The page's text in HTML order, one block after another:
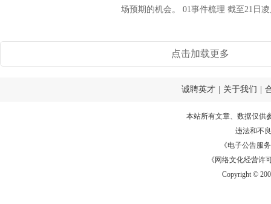
场预期的机会。 01事件梳理 截至21日
点击加载更多
诚聘英才 关于我们
本站所有文章、数据仅供
违法和不
《电子公告服务
《网络文化经营许
Copyright ©